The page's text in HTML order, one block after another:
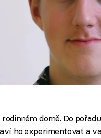
domě. Do
ho experimentovat a